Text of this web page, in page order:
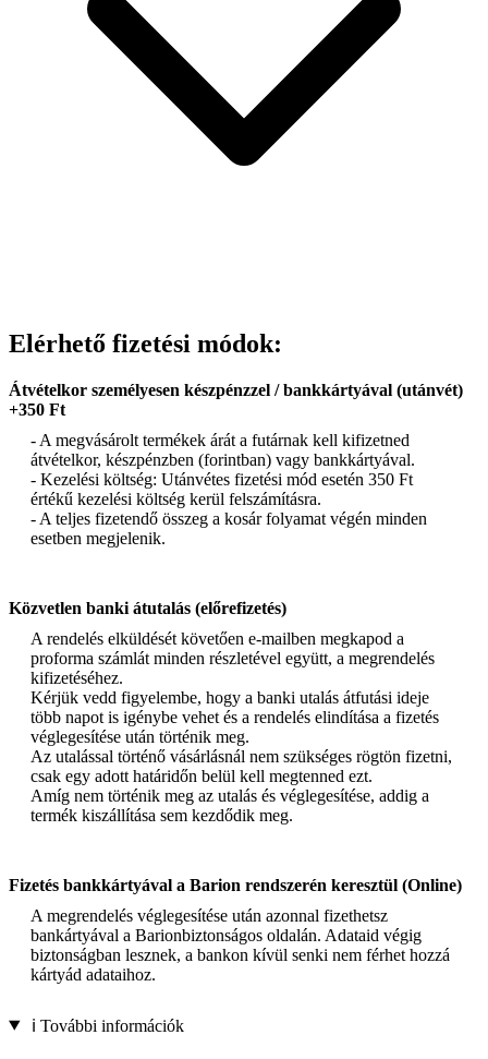
Elérhető fizetési módok:
Átvételkor személyesen készpénzzel / bankkártyával (utánvét)
+350 Ft
- A megvásárolt termékek árát a futárnak kell kifizetned
átvételkor, készpénzben (forintban) vagy bankkártyával.
- Kezelési költség: Utánvétes fizetési mód esetén 350 Ft
értékű kezelési költség kerül felszámításra.
- A teljes fizetendő összeg a kosár folyamat végén minden
esetben megjelenik.
Közvetlen banki átutalás (előrefizetés)
A rendelés elküldését követően e-mailben megkapod a
proforma számlát minden részletével együtt, a megrendelés
kifizetéséhez.
Kérjük vedd figyelembe, hogy a banki utalás átfutási ideje
több napot is igénybe vehet és a rendelés elindítása a fizetés
véglegesítése után történik meg.
Az utalással történő vásárlásnál nem szükséges rögtön fizetni,
csak egy adott határidőn belül kell megtenned ezt.
Amíg nem történik meg az utalás és véglegesítése, addig a
termék kiszállítása sem kezdődik meg.
Fizetés bankkártyával a Barion rendszerén keresztül (Online)
A megrendelés véglegesítése után azonnal fizethetsz
bankártyával a Barionbiztonságos oldalán. Adataid végig
biztonságban lesznek, a bankon kívül senki nem férhet hozzá
kártyád adataihoz.
ℹ️ További információk